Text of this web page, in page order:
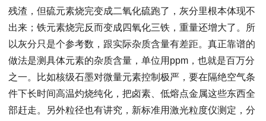
残渣，但硫元素烧完变成二氧化硫跑了，灰分里根本体现不
出来；铁元素烧完反而变成四氧化三铁，重量还增大了。所
以灰分只是个参考数，跟实际杂质含量有差距。真正靠谱的
做法是测具体元素的杂质含量，单位用ppm，也就是百万分
之一。比如核级石墨对微量元素控制极严，要在隔绝空气条
件下长时间高温灼烧纯化，把卤素、低熔点金属这些东西全
部赶走。另外粒径也有讲究，新标准用激光粒度仪测定，分